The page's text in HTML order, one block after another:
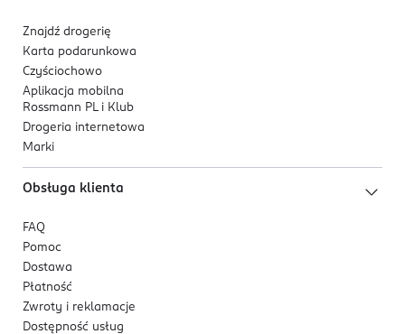
Znajdź drogerię
Karta podarunkowa
Czyściochowo
Aplikacja mobilna
Rossmann PL i Klub
Drogeria internetowa
Marki
Obsługa klienta
FAQ
Pomoc
Dostawa
Płatność
Zwroty i reklamacje
Dostępność usług